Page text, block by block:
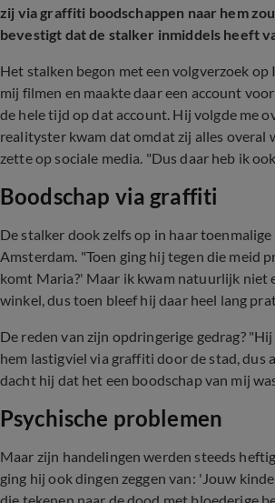
zij via graffiti boodschappen naar hem
bevestigt dat de stalker inmiddels heeft
Het stalken begon met een volgverzoek op
mij filmen en maakte daar een account
de hele tijd op dat account. Hij volgde me
realityster kwam dat omdat zij alles overal
zette op sociale media. "Dus daar heb ik
Boodschap via graffiti
De stalker dook zelfs op in haar
Amsterdam. "Toen ging hij tegen die meid
komt Maria?' Maar ik kwam natuurlijk niet
winkel, dus toen bleef hij daar heel lang
De reden van zijn opdringerige gedrag?
hem lastigviel via graffiti door de stad, dus
dacht hij dat het een boodschap van mij
Psychische problemen
Maar zijn handelingen werden steeds
ging hij ook dingen zeggen van: 'Jouw